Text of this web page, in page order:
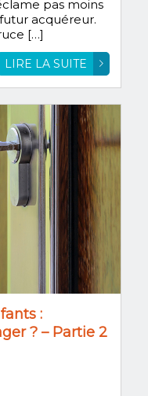
pas moins
acquéreur.
[…]
LIRE LA SUITE
:
? – Partie 2